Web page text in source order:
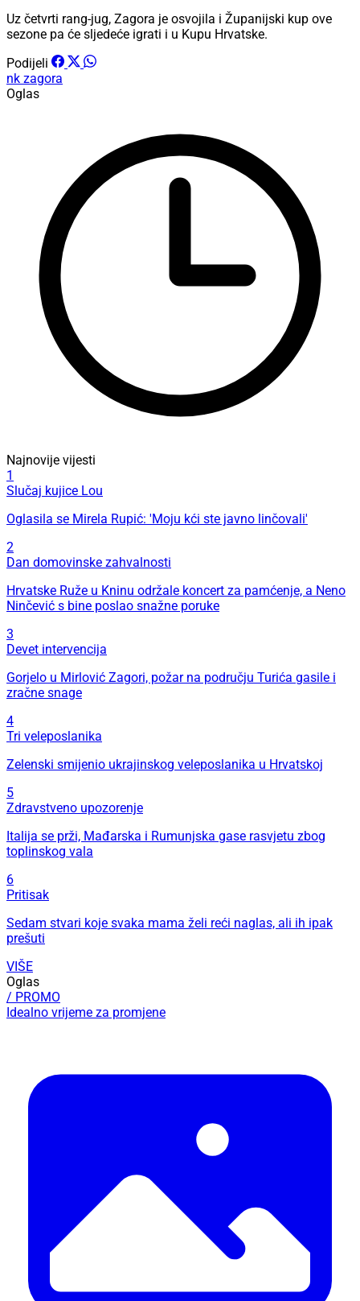
Uz četvrti rang-jug, Zagora je osvojila i Županijski kup ove
sezone pa će sljedeće igrati i u Kupu Hrvatske.
Podijeli
nk zagora
Oglas
Najnovije vijesti
1
Slučaj kujice Lou
Oglasila se Mirela Rupić: 'Moju kći ste javno linčovali'
2
Dan domovinske zahvalnosti
Hrvatske Ruže u Kninu održale koncert za pamćenje, a Neno
Ninčević s bine poslao snažne poruke
3
Devet intervencija
Gorjelo u Mirlović Zagori, požar na području Turića gasile i
zračne snage
4
Tri veleposlanika
Zelenski smijenio ukrajinskog veleposlanika u Hrvatskoj
5
Zdravstveno upozorenje
Italija se prži, Mađarska i Rumunjska gase rasvjetu zbog
toplinskog vala
6
Pritisak
Sedam stvari koje svaka mama želi reći naglas, ali ih ipak
prešuti
VIŠE
Oglas
/ PROMO
Idealno vrijeme za promjene